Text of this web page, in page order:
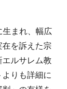
生まれ、幅広
を訴えた宗
ルサレム教
りも詳細に